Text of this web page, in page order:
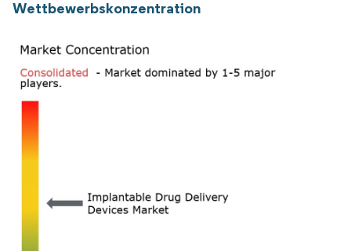
Wettbewerbskonzentration